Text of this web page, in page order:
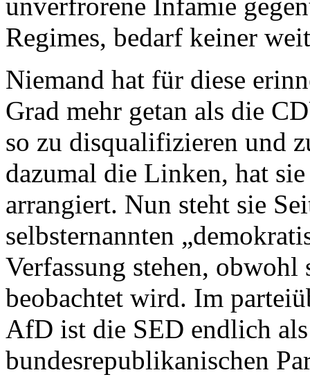
Regimes, bedarf keiner
Niemand hat für diese
Grad mehr getan als die
so zu disqualifizieren und
dazumal die Linken, hat
arrangiert. Nun steht sie
selbsternannten
Verfassung stehen,
beobachtet wird. Im
AfD ist die SED endlich
bundesrepublikanischen